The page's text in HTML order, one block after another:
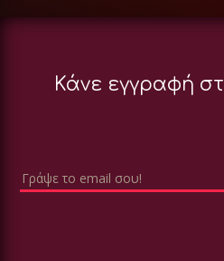
Κάνε εγγραφή